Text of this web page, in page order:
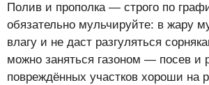
Полив и прополка — строго по
обязательно мульчируйте: в жару
влагу и не даст разгуляться
можно заняться газоном — посев и
повреждённых участков хороши на